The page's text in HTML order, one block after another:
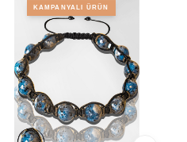
KAMPANYALI ÜRÜN